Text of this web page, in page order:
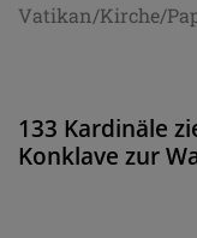
Vatikan/Kirche/
133 Kardinäle
Konklave zur